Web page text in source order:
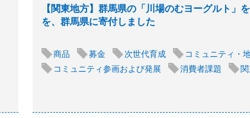
【関東地方】群馬県の「川場のむヨーグルト」
を、群馬県に寄付しました
商品 募金 次世代育成
コミュニティ・
コミュニティ参画および発展
消費者課題